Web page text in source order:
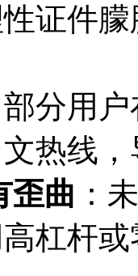
证件
部分用
热线
歪曲 ：
杠杆